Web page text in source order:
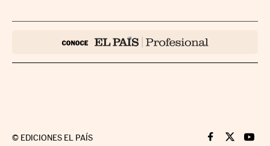
© EDICIONES EL PAÍS Cinco Días en
Cinco Días
Cinco